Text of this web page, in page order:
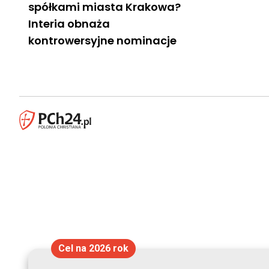
spółkami miasta Krakowa?
Interia obnaża
kontrowersyjne nominacje
Cel na 2026 rok